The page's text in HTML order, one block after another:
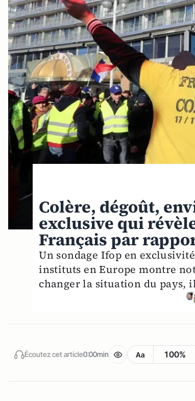
Colère, dégoût,
exclusive qui
Français par
Un sondage Ifop en
instituts en Europe montre
changer la situation du
Écoutez cet article0:00min Aa 100%